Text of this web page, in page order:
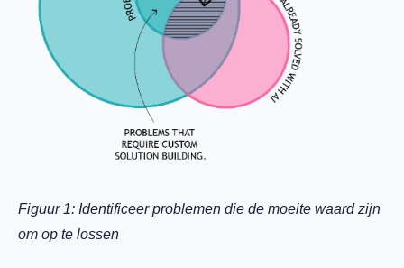
Figuur 1: Identificeer problemen die de moeite waard zijn
om op te lossen